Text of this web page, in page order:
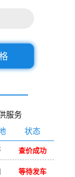
服务
状态
查价成功
等待发车